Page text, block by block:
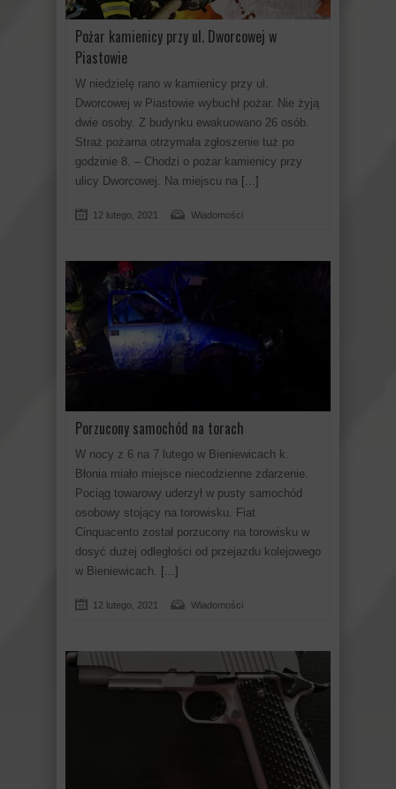
Pożar kamienicy przy ul. Dworcowej w
Piastowie
W niedzielę rano w kamienicy przy ul.
Dworcowej w Piastowie wybuchł pożar. Nie żyją
dwie osoby. Z budynku ewakuowano 26 osób.
Straż pożarna otrzymała zgłoszenie tuż po
godzinie 8. – Chodzi o pożar kamienicy przy
ulicy Dworcowej. Na miejscu na [...]
12 lutego, 2021 Wiadomości
Porzucony samochód na torach
W nocy z 6 na 7 lutego w Bieniewicach k.
Błonia miało miejsce niecodzienne zdarzenie.
Pociąg towarowy uderzył w pusty samochód
osobowy stojący na torowisku. Fiat
Cinquacento został porzucony na torowisku w
dosyć dużej odległości od przejazdu kolejowego
w Bieniewicach.
[...]
12 lutego, 2021 Wiadomości